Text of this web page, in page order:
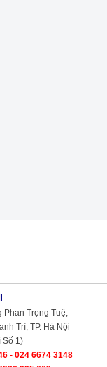
Phan Trọng Tuệ,
Trì, TP. Hà Nội
Số 1)
- 024 6674 3148